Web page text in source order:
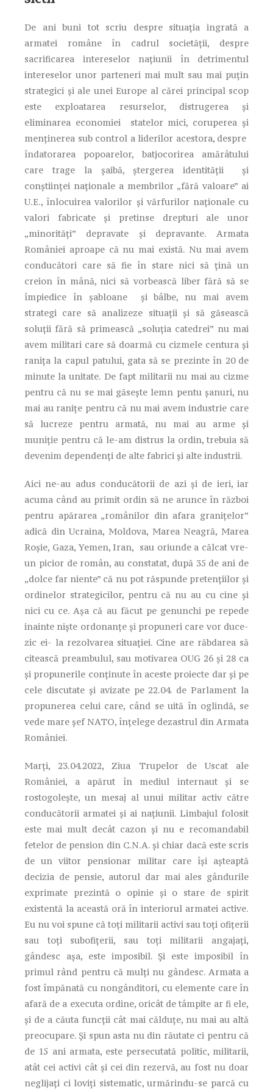
De ani buni tot scriu despre situația ingrată a
armatei române în cadrul societății, despre
sacrificarea intereselor națiunii în detrimentul
intereselor unor parteneri mai mult sau mai puțin
strategici și ale unei Europe al cărei principal scop
este exploatarea resurselor, distrugerea și
eliminarea economiei statelor mici, coruperea și
menținerea sub control a liderilor acestora, despre
îndatorarea popoarelor, batjocorirea amărâtului
care trage la șaibă, ștergerea identității și
conștiinței naționale a membrilor „fără valoare” ai
U.E., înlocuirea valorilor și vărfurilor naționale cu
valori fabricate și pretinse drepturi ale unor
„minorități” depravate și depravante. Armata
României aproape că nu mai există. Nu mai avem
conducători care să fie în stare nici să țină un
creion în mână, nici să vorbească liber fără să se
împiedice în șabloane și bâlbe, nu mai avem
strategi care să analizeze situații și să găsească
soluții fără să primească „soluția catedrei” nu mai
avem militari care să doarmă cu cizmele centura și
ranița la capul patului, gata să se prezinte în 20 de
minute la unitate. De fapt militarii nu mai au cizme
pentru că nu se mai găsește lemn pentu șanuri, nu
mai au ranițe pentru că nu mai avem industrie care
să lucreze pentru armată, nu mai au arme și
muniție pentru că le-am distrus la ordin, trebuia să
devenim dependenți de alte fabrici și alte industrii.
Aici ne-au adus conducătorii de azi și de ieri, iar
acuma când au primit ordin să ne arunce în război
pentru apărarea „românilor din afara granițelor”
adică din Ucraina, Moldova, Marea Neagră, Marea
Roșie, Gaza, Yemen, Iran, sau oriunde a călcat vre-
un picior de român, au constatat, după 35 de ani de
„dolce far niente” că nu pot răspunde pretențiilor și
ordinelor strategicilor, pentru că nu au cu cine și
nici cu ce. Așa că au făcut pe genunchi pe repede
inainte niște ordonanțe și propuneri care vor duce-
zic ei- la rezolvarea situației. Cine are răbdarea să
citească preambulul, sau motivarea OUG 26 și 28 ca
și propunerile conținute în aceste proiecte dar și pe
cele discutate și avizate pe 22.04. de Parlament la
propunerea celui care, când se uită în oglindă, se
vede mare șef NATO, înțelege dezastrul din Armata
României.
Marți, 23.04.2022, Ziua Trupelor de Uscat ale
României, a apărut în mediul internaut și se
rostogolește, un mesaj al unui militar activ către
conducătorii armatei și ai națiunii. Limbajul folosit
este mai mult decât cazon și nu e recomandabil
fetelor de pension din C.N.A. și chiar dacă este scris
de un viitor pensionar militar care își așteaptă
decizia de pensie, autorul dar mai ales gândurile
exprimate prezintă o opinie și o stare de spirit
existentă la această oră în interiorul armatei active.
Eu nu voi spune că toți militarii activi sau toți ofițerii
sau toți subofițerii, sau toți militarii angajați,
gândesc așa, este imposibil. Și este imposibil în
primul rând pentru că mulți nu gândesc. Armata a
fost împănată cu nongânditori, cu elemente care în
afară de a executa ordine, oricât de tâmpite ar fi ele,
și de a căuta funcții cât mai călduțe, nu mai au altă
preocupare. Și spun asta nu din răutate ci pentru că
de 15 ani armata, este persecutată politic, militarii,
atât cei activi cât și cei din rezervă, au fost nu doar
neglijați ci loviți sistematic, urmărindu-se parcă cu